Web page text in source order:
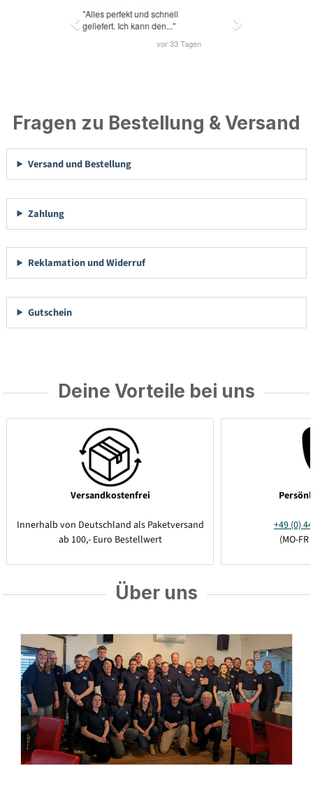
Fragen zu Bestellung & Versand
Versand und Bestellung
Zahlung
Reklamation und Widerruf
Gutschein
Deine Vorteile bei uns
Versandkostenfrei
Innerhalb von Deutschland als Paketversand
ab 100,- Euro Bestellwert
+49 (0)
(MO-
Über uns